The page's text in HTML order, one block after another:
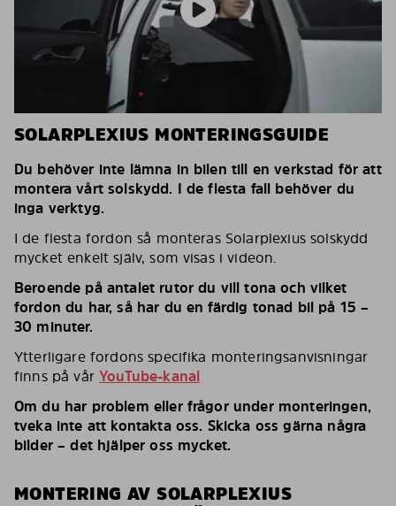
SOLARPLEXIUS MONTERINGSGUIDE
Du behöver inte lämna in bilen till en verkstad för att
montera vårt solskydd. I de flesta fall behöver du
inga verktyg.
I de flesta fordon så monteras Solarplexius solskydd
mycket enkelt själv, som visas i videon.
Beroende på antalet rutor du vill tona och vilket
fordon du har, så har du en färdig tonad bil på 15 –
30 minuter.
Ytterligare fordons specifika monteringsanvisningar
finns på vårYouTube-kanal
Om du har problem eller frågor under monteringen,
tveka inte att kontakta oss. Skicka oss gärna några
bilder – det hjälper oss mycket.
MONTERING AV SOLARPLEXIUS